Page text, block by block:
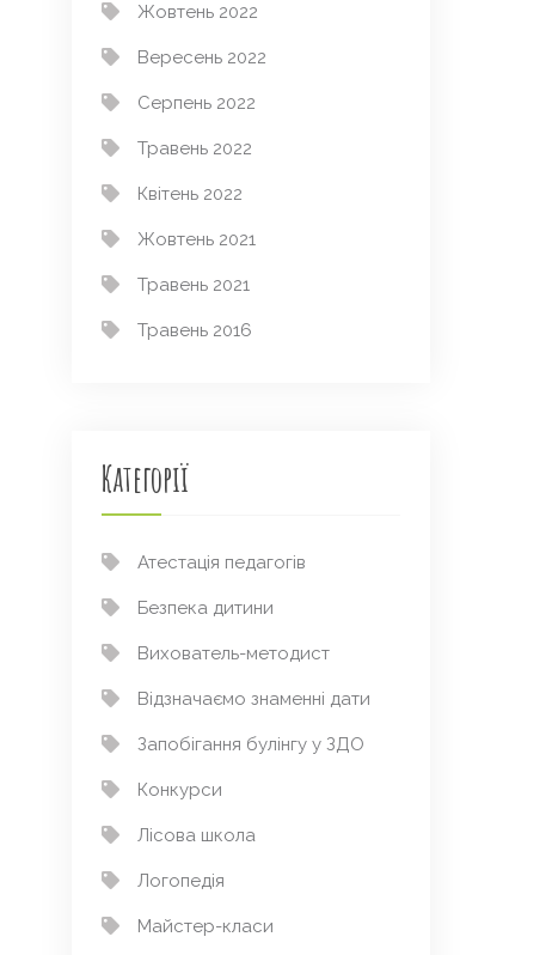
Жовтень 2022
Вересень 2022
Серпень 2022
Травень 2022
Квітень 2022
Жовтень 2021
Травень 2021
Травень 2016
Категорії
Атестація педагогів
Безпека дитини
Вихователь-методист
Відзначаємо знаменні дати
Запобігання булінгу у ЗДО
Конкурси
Лісова школа
Логопедія
Майстер-класи